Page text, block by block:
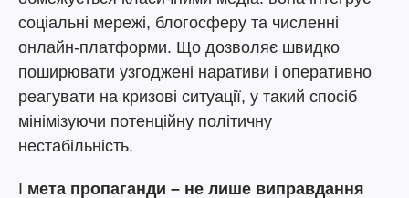
соціальні мережі, блогосферу та численні
онлайн-платформи. Що дозволяє швидко
поширювати узгоджені наративи і оперативно
реагувати на кризові ситуації, у такий спосіб
мінімізуючи потенційну політичну
нестабільність.
І мета пропаганди – не лише виправдання